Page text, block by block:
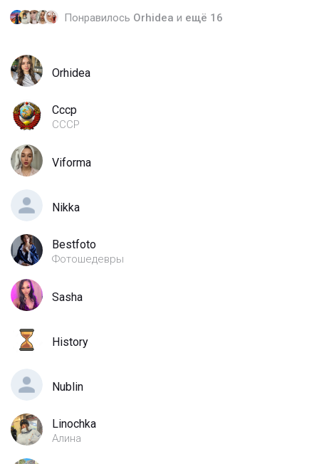
Понравилось Orhidea и ещё 16
Orhidea
Cccp
СССР
Viforma
Nikka
Bestfoto
Фотошедевры
Sasha
History
Nublin
Linochka
Алина